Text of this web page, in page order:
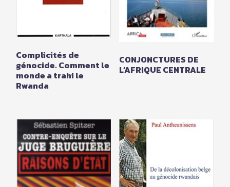
Complicités de
génocide. Comment le
monde a trahi le
Rwanda
CONJONCTURES DE
L’AFRIQUE CENTRALE